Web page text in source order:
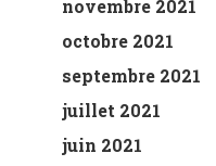
novembre 2021
octobre 2021
septembre 2021
juillet 2021
juin 2021